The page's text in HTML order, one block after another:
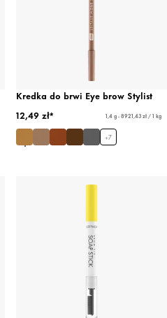
Kredka do brwi Eye brow Stylist
12,49 zł*
1,4 g - 8921,43 zł / 1 kg
+7